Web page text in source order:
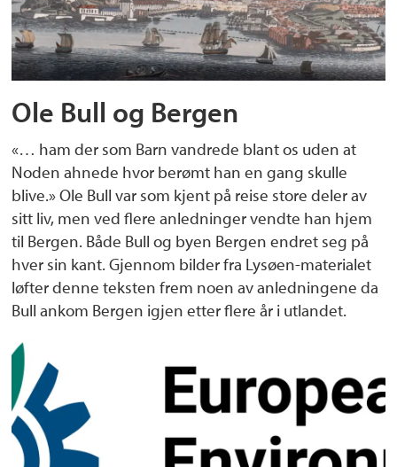
Ole Bull og Bergen
«… ham der som Barn vandrede blant os uden at
Noden ahnede hvor berømt han en gang skulle
blive.» Ole Bull var som kjent på reise store deler av
sitt liv, men ved flere anledninger vendte han hjem
til Bergen. Både Bull og byen Bergen endret seg på
hver sin kant. Gjennom bilder fra Lysøen-materialet
løfter denne teksten frem noen av anledningene da
Bull ankom Bergen igjen etter flere år i utlandet.